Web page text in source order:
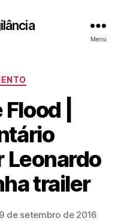
Menu
|
Leonardo
trailer
de setembro de 2016